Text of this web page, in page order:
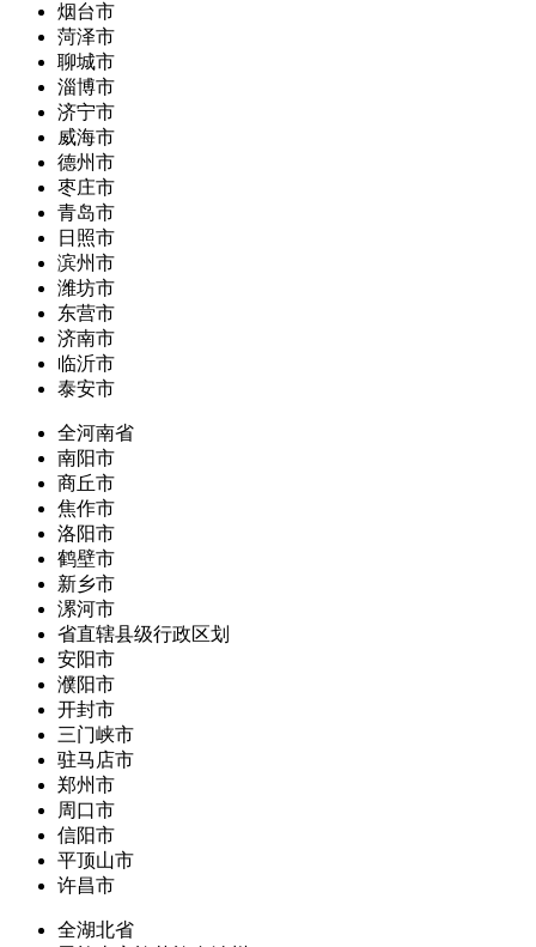
烟台市
菏泽市
聊城市
淄博市
济宁市
威海市
德州市
枣庄市
青岛市
日照市
滨州市
潍坊市
东营市
济南市
临沂市
泰安市
全河南省
南阳市
商丘市
焦作市
洛阳市
鹤壁市
新乡市
漯河市
省直辖县级行政区划
安阳市
濮阳市
开封市
三门峡市
驻马店市
郑州市
周口市
信阳市
平顶山市
许昌市
全湖北省